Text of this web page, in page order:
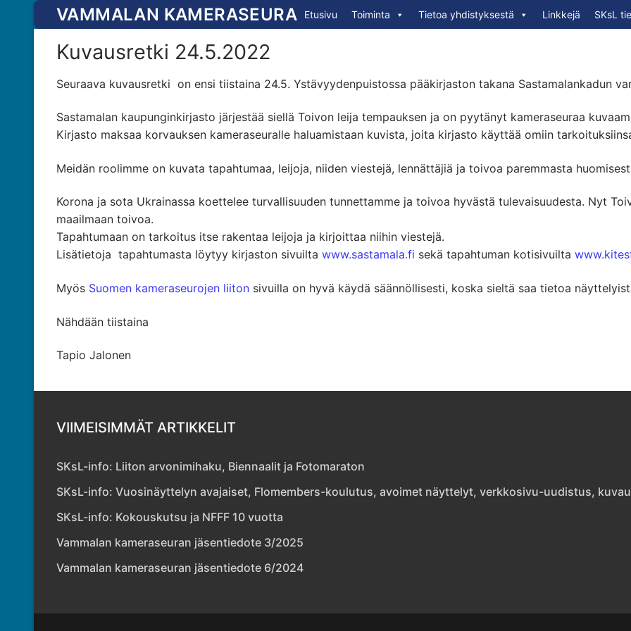
Hyppää
sisältöön
VAMMALAN KAMERASEURA Etusivu Toiminta Tietoa yhdistyksestä Linkkejä SKsL
Kuvausretki 24.5.2022
Seuraava kuvausretki on ensi tiistaina 24.5. Ystävyydenpuistossa pääkirjaston takana Sastamalankadun
Sastamalan kaupunginkirjasto järjestää siellä Toivon leija tempauksen ja on pyytänyt kameraseuraa
Kirjasto maksaa korvauksen kameraseuralle haluamistaan kuvista, joita kirjasto käyttää omiin
Meidän roolimme on kuvata tapahtumaa, leijoja, niiden viestejä, lennättäjiä ja toivoa paremmasta
Korona ja sota Ukrainassa koettelee turvallisuuden tunnettamme ja toivoa hyvästä tulevaisuudesta. Nyt
maailmaan toivoa.
Tapahtumaan on tarkoitus itse rakentaa leijoja ja kirjoittaa niihin viestejä.
Lisätietoja tapahtumasta löytyy kirjaston sivuilta www.sastamala.fi sekä tapahtuman kotisivuilta
Myös Suomen kameraseurojen liiton sivuilla on hyvä käydä säännöllisesti, koska sieltä saa tietoa
Nähdään tiistaina
Tapio Jalonen
VIIMEISIMMÄT ARTIKKELIT
SKsL-info: Liiton arvonimihaku, Biennaalit ja Fotomaraton
SKsL-info: Vuosinäyttelyn avajaiset, Flomembers-koulutus, avoimet näyttelyt, verkkosivu-uudistus,
SKsL-info: Kokouskutsu ja NFFF 10 vuotta
Vammalan kameraseuran jäsentiedote 3/2025
Vammalan kameraseuran jäsentiedote 6/2024